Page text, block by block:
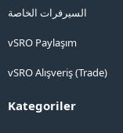
السيرفرات الخاصة
vSRO Paylaşım
vSRO Alışveriş (Trade)
Kategoriler